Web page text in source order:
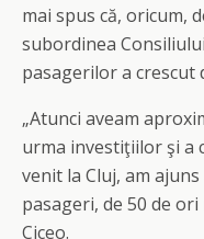
mai spus că, oricum,
subordinea
pasagerilor a crescut
„Atunci aveam
urma investiţiilor şi a
venit la Cluj, am
pasageri, de 50 de
Ciceo.